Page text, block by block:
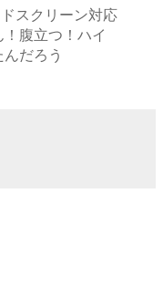
スクリーン対応
腹立つ！ハイ
だろう